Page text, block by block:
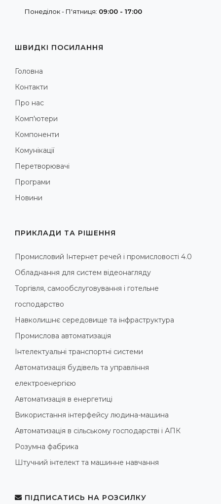
Понеділок - П'ятниця: 09:00 - 17:00
ШВИДКІ ПОСИЛАННЯ
Головна
Контакти
Про нас
Комп'ютери
Компоненти
Комунікації
Перетворювачі
Програми
Новини
ПРИКЛАДИ ТА РІШЕННЯ
Промисловий Інтернет речей і промисловості 4.0
Обладнання для систем відеонагляду
Торгівля, самообслуговування і готельне
господарство
Навколишнє середовище та інфраструктура
Промислова автоматизація
Інтелектуальні транспортні системи
Автоматизація будівель та управління
електроенергією
Автоматизація в енергетиці
Використання інтерфейсу людина-машина
Автоматизація в сільському господарстві і АПК
Розумна фабрика
Штучний інтелект та машинне навчання
ПІДПИСАТИСЬ НА РОЗСИЛКУ